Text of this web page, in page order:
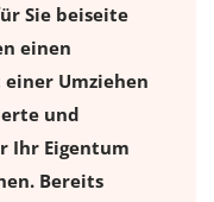
Sie beiseite
einen
Umziehen
und
Ihr Eigentum
Bereits